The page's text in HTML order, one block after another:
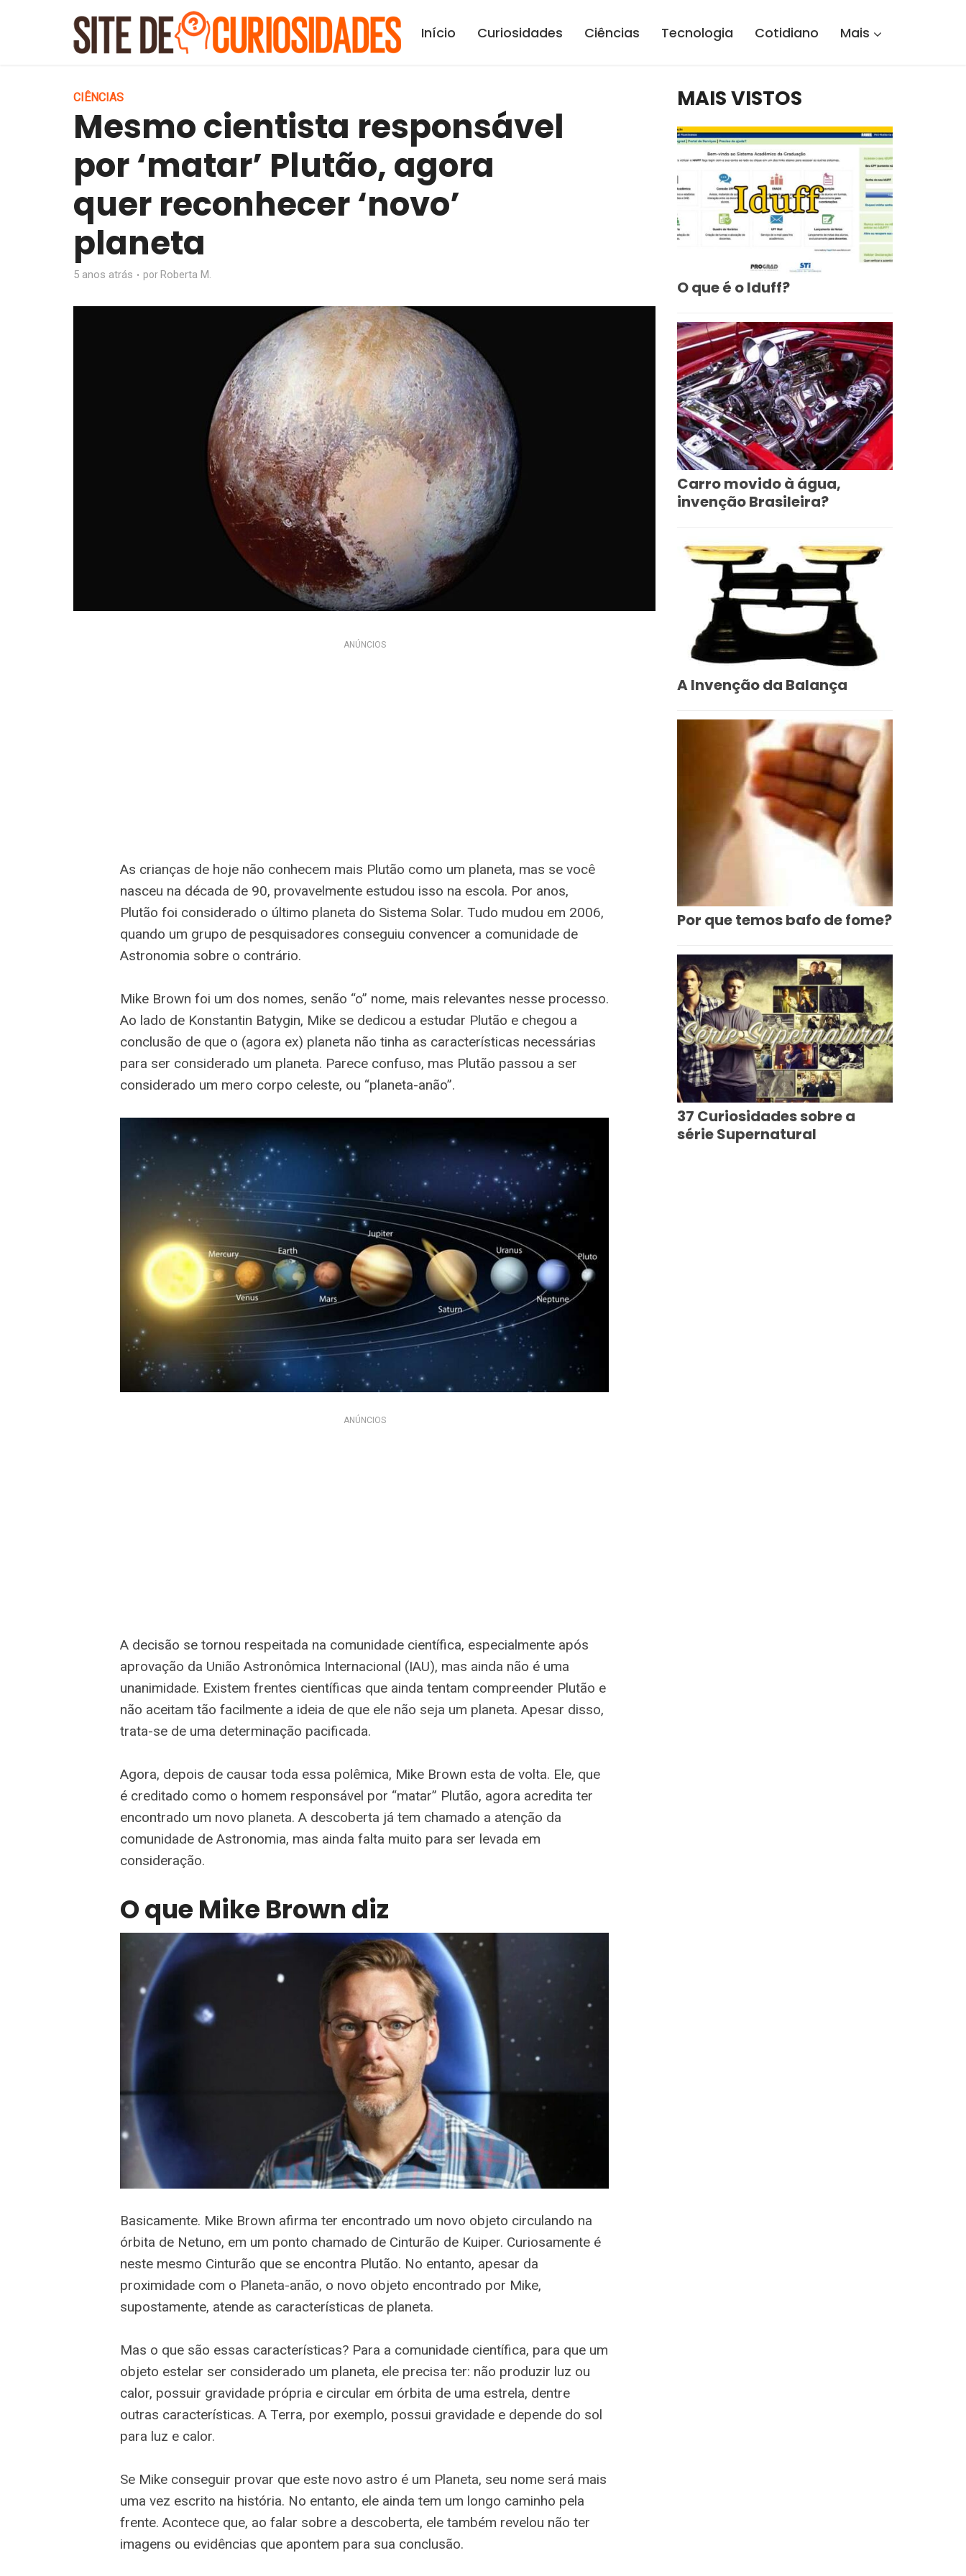
Início Curiosidades Ciências Tecnologia Cotidiano Mais
CIÊNCIAS
Mesmo cientista responsável
por ‘matar’ Plutão, agora
quer reconhecer ‘novo’
planeta
5 anos atrás porRoberta M.
ANÚNCIOS
As crianças de hoje não conhecem mais Plutão como um planeta, mas se você
nasceu na década de 90, provavelmente estudou isso na escola. Por anos,
Plutão foi considerado o último planeta do Sistema Solar. Tudo mudou em 2006,
quando um grupo de pesquisadores conseguiu convencer a comunidade de
Astronomia sobre o contrário.
Mike Brown foi um dos nomes, senão “o” nome, mais relevantes nesse processo.
Ao lado de Konstantin Batygin, Mike se dedicou a estudar Plutão e chegou a
conclusão de que o (agora ex) planeta não tinha as características necessárias
para ser considerado um planeta. Parece confuso, mas Plutão passou a ser
considerado um mero corpo celeste, ou “planeta-anão”.
ANÚNCIOS
A decisão se tornou respeitada na comunidade científica, especialmente após
aprovação da União Astronômica Internacional (IAU), mas ainda não é uma
unanimidade. Existem frentes científicas que ainda tentam compreender Plutão e
não aceitam tão facilmente a ideia de que ele não seja um planeta. Apesar disso,
trata-se de uma determinação pacificada.
Agora, depois de causar toda essa polêmica, Mike Brown esta de volta. Ele, que
é creditado como o homem responsável por “matar” Plutão, agora acredita ter
encontrado um novo planeta. A descoberta já tem chamado a atenção da
comunidade de Astronomia, mas ainda falta muito para ser levada em
consideração.
O que Mike Brown diz
Basicamente. Mike Brown afirma ter encontrado um novo objeto circulando na
órbita de Netuno, em um ponto chamado de Cinturão de Kuiper. Curiosamente é
neste mesmo Cinturão que se encontra Plutão. No entanto, apesar da
proximidade com o Planeta-anão, o novo objeto encontrado por Mike,
supostamente, atende as características de planeta.
Mas o que são essas características? Para a comunidade científica, para que um
objeto estelar ser considerado um planeta, ele precisa ter: não produzir luz ou
calor, possuir gravidade própria e circular em órbita de uma estrela, dentre
outras características. A Terra, por exemplo, possui gravidade e depende do sol
para luz e calor.
Se Mike conseguir provar que este novo astro é um Planeta, seu nome será mais
uma vez escrito na história. No entanto, ele ainda tem um longo caminho pela
frente. Acontece que, ao falar sobre a descoberta, ele também revelou não ter
imagens ou evidências que apontem para sua conclusão.
MAIS VISTOS
O que é o Iduff?
Carro movido à água,
invenção Brasileira?
A Invenção da Balança
Por que temos bafo de fome?
37 Curiosidades sobre a
série Supernatural